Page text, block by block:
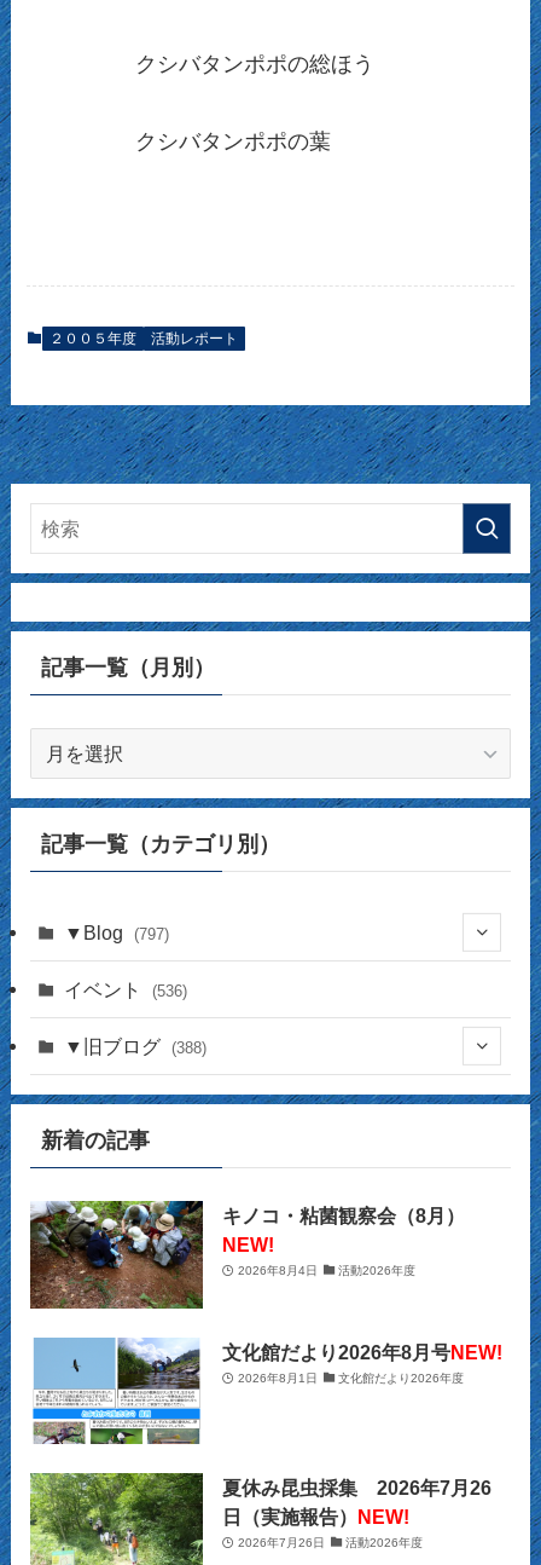
クシバタンポポの総ほう
クシバタンポポの葉
２００５年度 活動レポート
記事一覧（月別）
一
覧
（月
記事一覧（カテゴリ別）
▼Blog (797)
(16)
(44)
(31)
(27)
(20)
(29)
(26)
(22)
(141)
(4)
(13)
(9)
(12)
(17)
(63)
(10)
(2)
イベント (536)
▼旧ブログ (388)
(14)
(18)
(14)
(15)
(21)
(22)
(32)
新着の記事
キノコ・粘菌観察会（8月）
NEW!
2026年8月4日 活動2026年度
文化館だより2026年8月号NEW!
2026年8月1日 文化館だより2026年度
夏休み昆虫採集 2026年7月26
日（実施報告）
NEW!
2026年7月26日 活動2026年度